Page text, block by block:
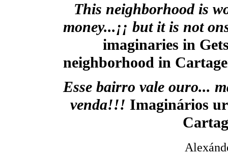
This neighborhood is
money...¡¡ but it is not
imaginaries in
neighborhood in
Esse bairro vale ouro...
venda!!! Imaginários